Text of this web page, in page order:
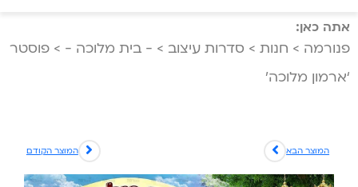
אתה כאן:
פנורמה > חנות > סדרות עיצוב > - בית מלוכה - > פוסטר
‘ארמון מלוכה’
המוצר הקודם המוצר הבא